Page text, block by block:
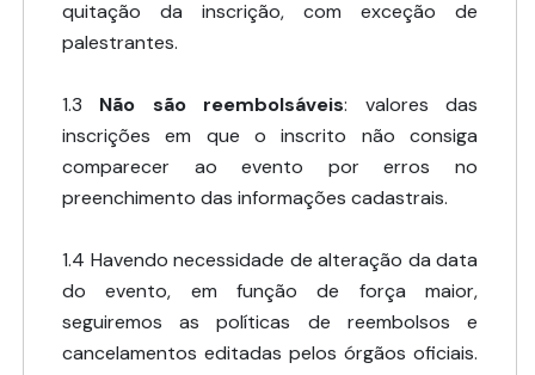
quitação da inscrição, com exceção de
palestrantes.
1.3 Não são reembolsáveis: valores das
inscrições em que o inscrito não consiga
comparecer ao evento por erros no
preenchimento das informações cadastrais.
1.4 Havendo necessidade de alteração da data
do evento, em função de força maior,
seguiremos as políticas de reembolsos e
cancelamentos editadas pelos órgãos oficiais.